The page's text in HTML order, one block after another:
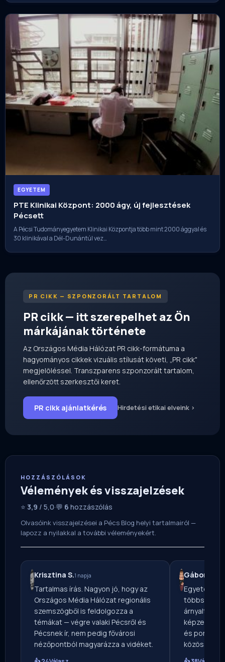
EGYETEM
PTE Klinikai Központ: 2000 ágy, új fejlesztések
Pécsett
A Pécsi Tudományegyetem Klinikai Központja több mint 2000 ággyal és
30 klinikával a Dél-Dunántúl vez…
PR CIKK — SZPONZORÁLT TARTALOM
PR cikk — itt szerepelhet az Ön
márkájának története
Az Országos Média Hálózat PR cikk-formátuma a
hagyományos cikkek vizuális stílusát követi, „PR cikk"
megjelöléssel. Transzparens szponzorált tartalom,
ellenőrzött szerkesztői keret.
PR cikk ajánlatkérés Hirdetési etikai elveink ›
HOZZÁSZÓLÁSOK
Vélemények és visszajelzések
⭐ 3,9 / 5,0·💬 6 hozzászólás
Olvasóink visszajelzései a Pécs Blog helyi tartalmairól —
lapozz a nyilakkal a további véleményekért.
Krisztina S.1 napja
Tartalmas írás. Nagyon jó, hogy az
Országos Média Hálózat regionális
szemszögből is feldolgozza a
témákat — végre valaki Pécsről és
Pécsnek ír, nem pedig fővárosi
nézőpontból magyarázza a vidéket.
Gábor S.
Egyetértek
árnyaltabb
képzelni.
és pont
közösségi